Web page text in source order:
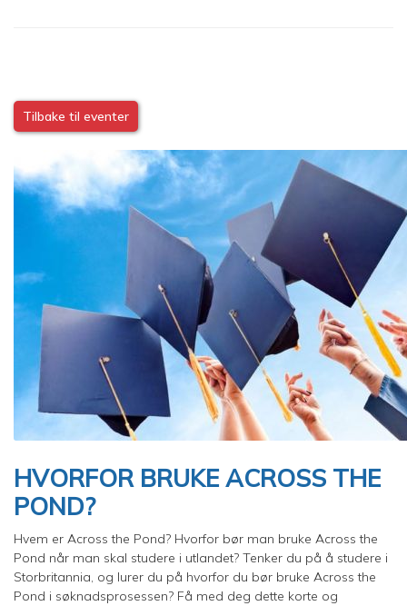
Tilbake til eventer
HVORFOR BRUKE ACROSS THE
POND?
Hvem er Across the Pond? Hvorfor bør man bruke Across the
Pond når man skal studere i utlandet? Tenker du på å studere i
Storbritannia, og lurer du på hvorfor du bør bruke Across the
Pond i søknadsprosessen? Få med deg dette korte og